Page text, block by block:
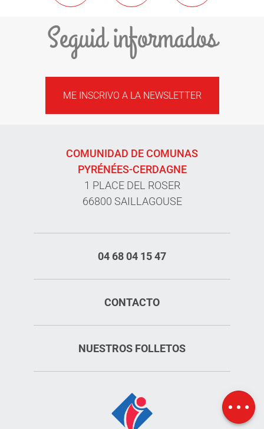
Mapa
Seguid informados
ME INSCRIVO A LA NEWSLETTER
COMUNIDAD DE COMUNAS
PYRÉNÉES-CERDAGNE
1 PLACE DEL ROSER
66800 SAILLAGOUSE
04 68 04 15 47
CONTACTO
NUESTROS FOLLETOS